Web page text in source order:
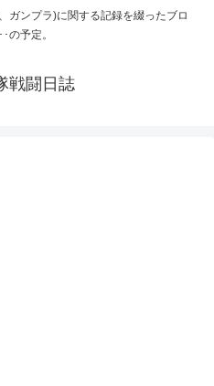
ガンプラ)に関する記録を綴ったブロ
･の予定。
戦闘日誌